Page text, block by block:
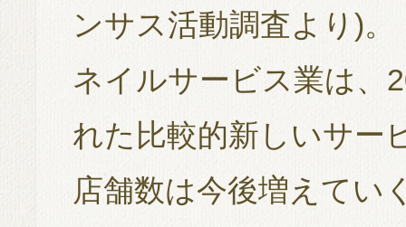
ンサス活動調査より)。
ネイルサービス業は、
れた比較的新しいサー
店舗数は今後増えてい